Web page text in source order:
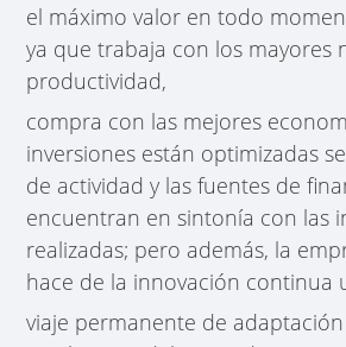
el máximo valor en todo
ya que trabaja con los mayores
productividad,
compra con las mejores
inversiones están optimizadas
de actividad y las fuentes de
encuentran en sintonía con las
realizadas; pero además, la
hace de la innovación continua
viaje permanente de